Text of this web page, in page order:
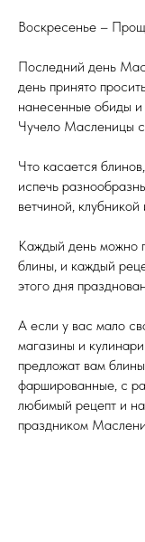
Воскресенье –
Последний день
день принято
нанесенные обиды и
Чучело Масленицы
Что касается
испечь
ветчиной,
Каждый день можно
блины, и каждый
этого дня
А если у вас мало
магазины и
предложат вам
фаршированные, с
любимый рецепт и
праздником